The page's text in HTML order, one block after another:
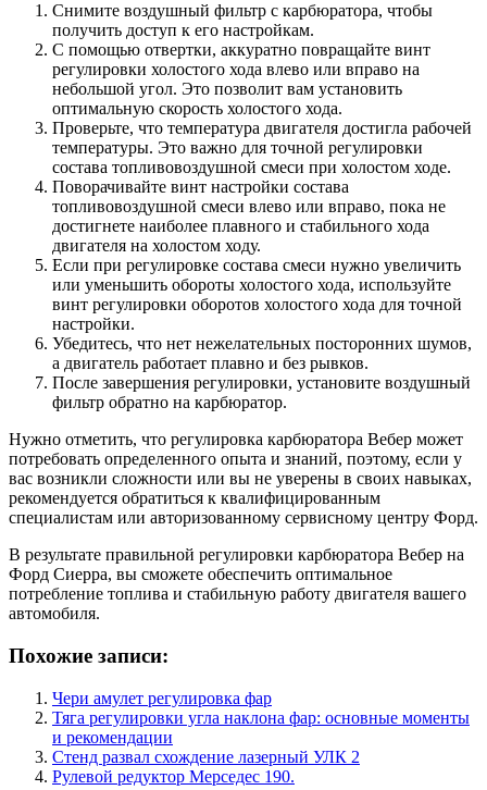
Снимите воздушный фильтр с карбюратора, чтобы
получить доступ к его настройкам.
С помощью отвертки, аккуратно повращайте винт
регулировки холостого хода влево или вправо на
небольшой угол. Это позволит вам установить
оптимальную скорость холостого хода.
Проверьте, что температура двигателя достигла рабочей
температуры. Это важно для точной регулировки
состава топливовоздушной смеси при холостом ходе.
Поворачивайте винт настройки состава
топливовоздушной смеси влево или вправо, пока не
достигнете наиболее плавного и стабильного хода
двигателя на холостом ходу.
Если при регулировке состава смеси нужно увеличить
или уменьшить обороты холостого хода, используйте
винт регулировки оборотов холостого хода для точной
настройки.
Убедитесь, что нет нежелательных посторонних шумов,
а двигатель работает плавно и без рывков.
После завершения регулировки, установите воздушный
фильтр обратно на карбюратор.
Нужно отметить, что регулировка карбюратора Вебер может
потребовать определенного опыта и знаний, поэтому, если у
вас возникли сложности или вы не уверены в своих навыках,
рекомендуется обратиться к квалифицированным
специалистам или авторизованному сервисному центру Форд.
В результате правильной регулировки карбюратора Вебер на
Форд Сиерра, вы сможете обеспечить оптимальное
потребление топлива и стабильную работу двигателя вашего
автомобиля.
Похожие записи:
Чери амулет регулировка фар
Тяга регулировки угла наклона фар: основные моменты
и рекомендации
Стенд развал схождение лазерный УЛК 2
Рулевой редуктор Мерседес 190.